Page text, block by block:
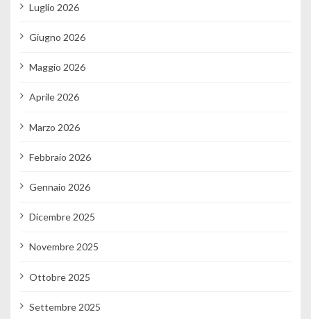
Luglio 2026
Giugno 2026
Maggio 2026
Aprile 2026
Marzo 2026
Febbraio 2026
Gennaio 2026
Dicembre 2025
Novembre 2025
Ottobre 2025
Settembre 2025